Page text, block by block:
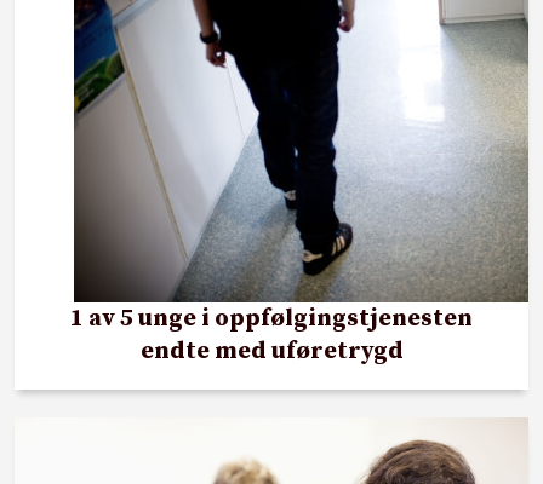
1 av 5 unge i oppfølgingstjenesten
endte med uføretrygd